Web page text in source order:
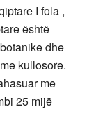
I fola ,
është
dhe
kullosore.
me
25 mijë